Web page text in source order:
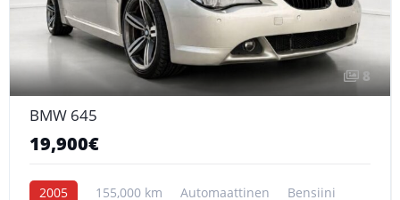
8
BMW 645
19,900€
2005 155,000 km Automaattinen Bensiini